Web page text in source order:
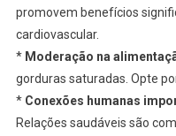
promovem benefícios
cardiovascular.
* Moderação na
gorduras saturadas. Opte
* Conexões humanas
Relações saudáveis são